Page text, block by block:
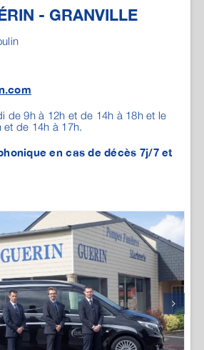
- GRANVILLE
de 9h à 12h et de 14h à 18h et le
de 14h à 17h.
en cas de décès 7j/7 et